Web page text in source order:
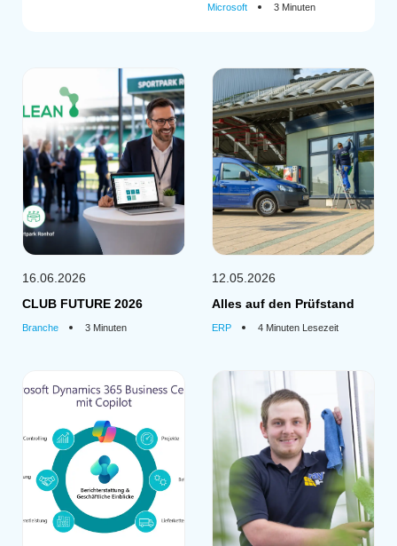
Microsoft 3 Minuten
16.06.2026
CLUB FUTURE 2026
Branche 3 Minuten
12.05.2026
Alles auf den Prüfstand
ERP 4 Minuten Lesezeit